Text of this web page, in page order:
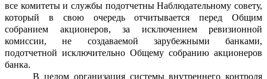
все комитеты и службы подотчетны Наблюдательному совету,
который в свою очередь отчитывается перед Общим
собранием акционеров, за исключением ревизионной
комиссии, не создаваемой зарубежными банками,
подотчетной исключительно Общему собранию акционеров
банка.
В целом организация системы внутреннего контроля